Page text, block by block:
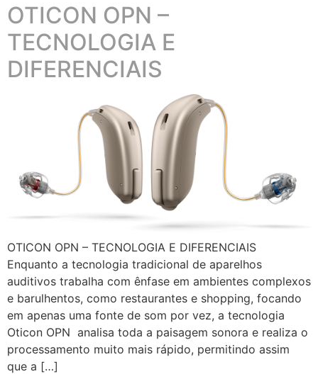
OTICON OPN –
TECNOLOGIA E
DIFERENCIAIS
OTICON OPN – TECNOLOGIA E DIFERENCIAIS
Enquanto a tecnologia tradicional de aparelhos
auditivos trabalha com ênfase em ambientes complexos
e barulhentos, como restaurantes e shopping, focando
em apenas uma fonte de som por vez, a tecnologia
Oticon OPN analisa toda a paisagem sonora e realiza o
processamento muito mais rápido, permitindo assim
que a […]